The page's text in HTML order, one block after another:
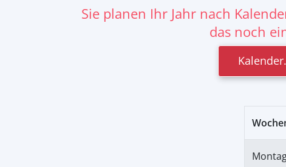
Sie planen Ihr Jahr nach
das noch